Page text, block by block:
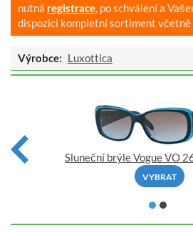
nutná registrace , po schválení a
dispozici kompletní sortiment včetně
Výrobce: Luxottica
Sluneční brýle Vogue VO
VYBRAT